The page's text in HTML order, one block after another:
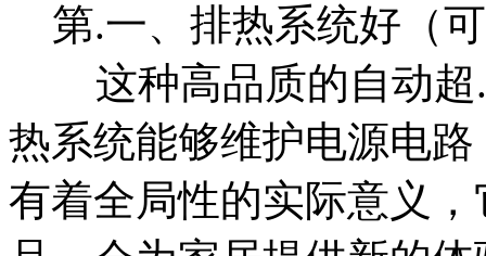
第.一、排热系统好（
这种高品质的自动超.
热系统能够维护电源电
有着全局性的实际意义